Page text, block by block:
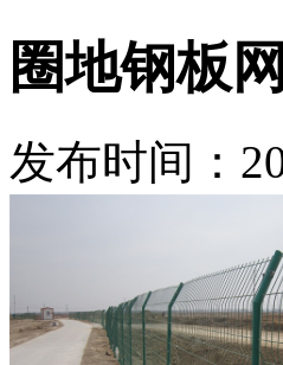
圈地钢板
发布时间：